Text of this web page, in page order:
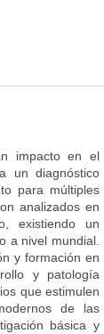
impacto en el
un diagnóstico
para múltiples
analizados en
existiendo un
a nivel mundial.
y formación en
y patología
que estimulen
de las
básica y